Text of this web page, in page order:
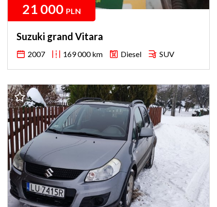
21 000 PLN
Suzuki grand Vitara
2007 169 000 km Diesel SUV